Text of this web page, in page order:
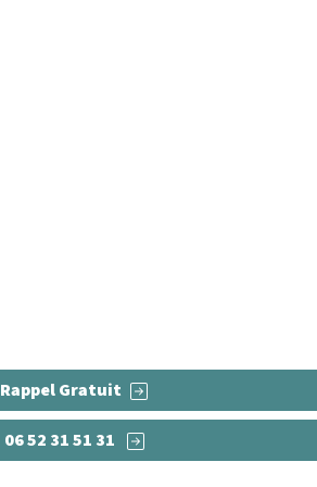
Rappel Gratuit
06 52 31 51 31